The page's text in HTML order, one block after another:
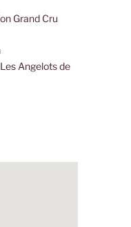
Grand Cru
Angelots de